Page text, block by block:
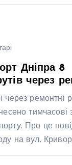
Дніпра 8
через
через ремонтні
тимчасові
Про це
на вул.